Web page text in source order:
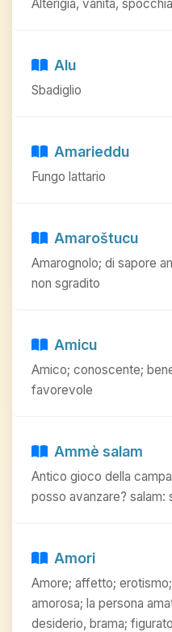
Alterigia, vanità, spocchia
Alu
Sbadiglio
Amarieddu
Fungo lattario
Amaroštucu
Amarognolo; di sapore
non sgradito
Amicu
Amico; conoscente;
favorevole
Ammè salam
Antico gioco della
posso avanzare? salam:
Amori
Amore; affetto;
amorosa; la persona
desiderio, brama;